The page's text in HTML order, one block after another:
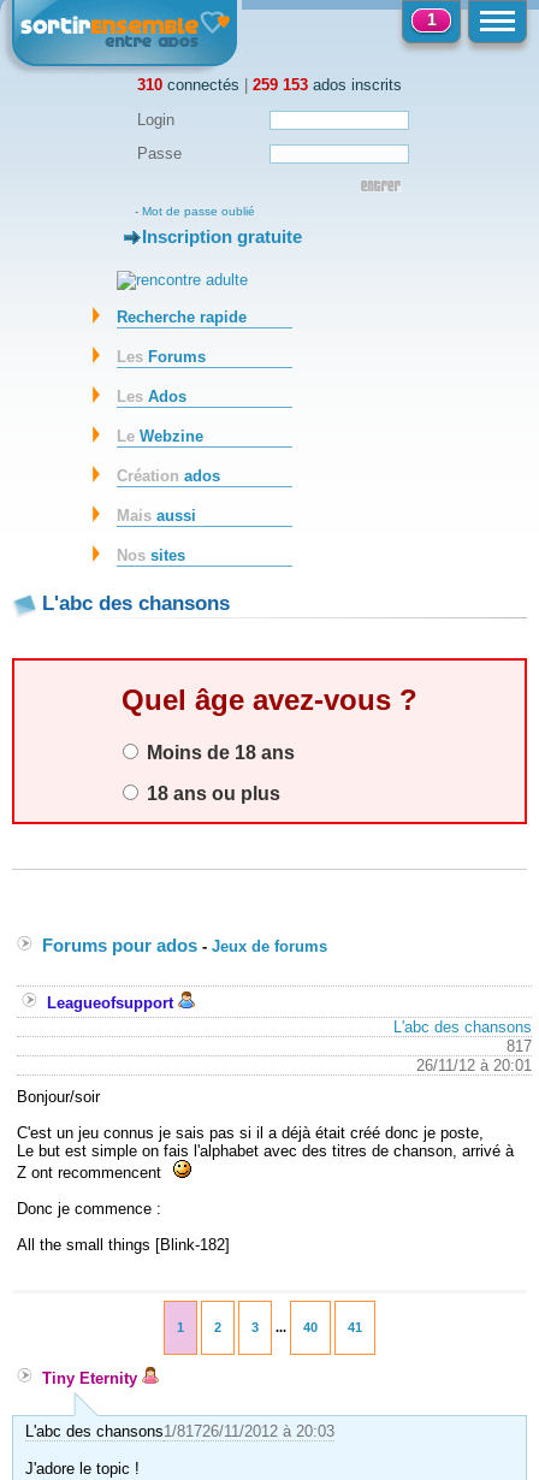
310 connectés | 259 153 ados inscrits
1
Login
Passe
- Mot de passe oublié
-Inscription gratuite
Recherche rapide
Les Forums
LesAdos
LeWebzine
Créationados
Maisaussi
Nossites
L'abc des chansons
Quel âge avez-vous ?
Moins de 18 ans
18 ans ou plus
Forums pour ados - Jeux de forums
Leagueofsupport
L'abc des chansons
817
26/11/12 à 20:01
Bonjour/soir
C'est un jeu connus je sais pas si il a déjà était créé donc je poste,
Le but est simple on fais l'alphabet avec des titres de chanson, arrivé à
Z ont recommencent
Donc je commence :
All the small things [Blink-182]
1 2 3 ... 40 41
Tiny Eternity
L'abc des chansons1/81726/11/2012 à 20:03
J'adore le topic !